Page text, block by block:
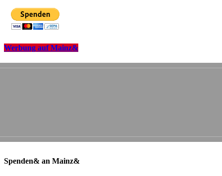
Werbung auf Mainz&
Spenden& an Mainz&